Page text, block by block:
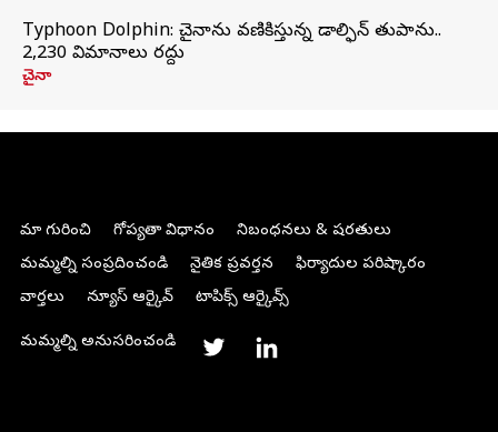
Typhoon Dolphin: చైనాను వణికిస్తున్న డాల్ఫిన్‌ తుపాను..
2,230 విమానాలు రద్దు
చైనా
మా గురించి గోప్యతా విధానం
నిబంధనలు & షరతులు
మమ్మల్ని సంప్రదించండి
నైతిక ప్రవర్తన
ఫిర్యాదుల పరిష్కారం
వార్తలు
న్యూస్ ఆర్కైవ్ టాపిక్స్ ఆర్కైవ్స్
మమ్మల్ని అనుసరించండి